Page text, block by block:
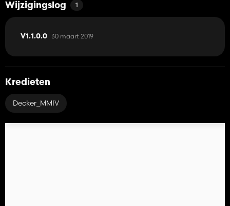
Wijzigingslog 1
V1.1.0.0 30 maart 2019
Kredieten
Decker_MMIV